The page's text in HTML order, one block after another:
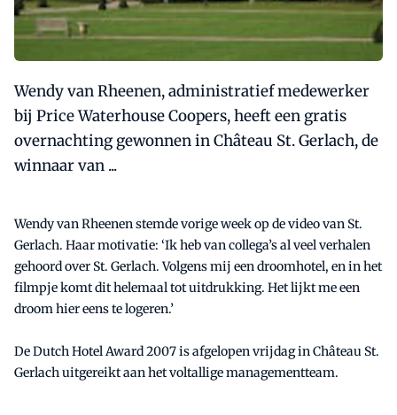
Wendy van Rheenen, administratief medewerker
bij Price Waterhouse Coopers, heeft een gratis
overnachting gewonnen in Château St. Gerlach, de
winnaar van ...
Wendy van Rheenen stemde vorige week op de video van St.
Gerlach. Haar motivatie: ‘Ik heb van collega’s al veel verhalen
gehoord over St. Gerlach. Volgens mij een droomhotel, en in het
filmpje komt dit helemaal tot uitdrukking. Het lijkt me een
droom hier eens te logeren.’
De Dutch Hotel Award 2007 is afgelopen vrijdag in Château St.
Gerlach uitgereikt aan het voltallige managementteam.